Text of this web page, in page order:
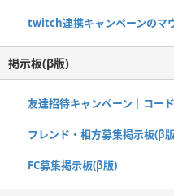
twitch連携キャンペーンのマ
掲示板(β版)
友達招待キャンペーン｜コー
フレンド・相方募集掲示板(β
FC募集掲示板(β版)